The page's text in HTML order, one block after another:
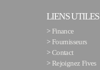
LIENS UTILES
> Finance
> Fournisseurs
>Contact
> Rejoignez Fives